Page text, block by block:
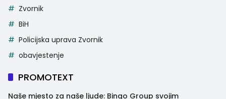
Zvornik
BiH
Policijska uprava Zvornik
obavjestenje
PROMOTEXT
Naše mjesto za naše ljude: Bingo Group svojim